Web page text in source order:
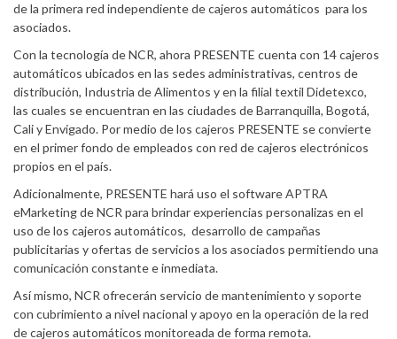
de la primera red independiente de cajeros automáticos para los
asociados.
Con la tecnología de NCR, ahora PRESENTE cuenta con 14 cajeros
automáticos ubicados en las sedes administrativas, centros de
distribución, Industria de Alimentos y en la filial textil Didetexco,
las cuales se encuentran en las ciudades de Barranquilla, Bogotá,
Cali y Envigado. Por medio de los cajeros PRESENTE se convierte
en el primer fondo de empleados con red de cajeros electrónicos
propios en el país.
Adicionalmente, PRESENTE hará uso el software APTRA
eMarketing de NCR para brindar experiencias personalizas en el
uso de los cajeros automáticos, desarrollo de campañas
publicitarias y ofertas de servicios a los asociados permitiendo una
comunicación constante e inmediata.
Así mismo, NCR ofrecerán servicio de mantenimiento y soporte
con cubrimiento a nivel nacional y apoyo en la operación de la red
de cajeros automáticos monitoreada de forma remota.